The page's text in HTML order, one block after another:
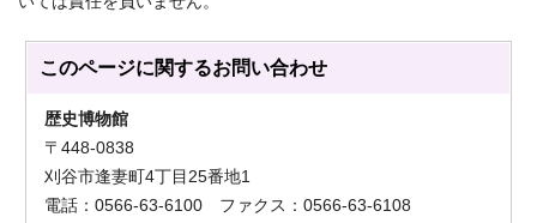
このページに関するお問い合わせ
歴史博物館
〒448-0838
刈谷市逢妻町4丁目25番地1
電話：0566-63-6100 ファクス：0566-63-6108